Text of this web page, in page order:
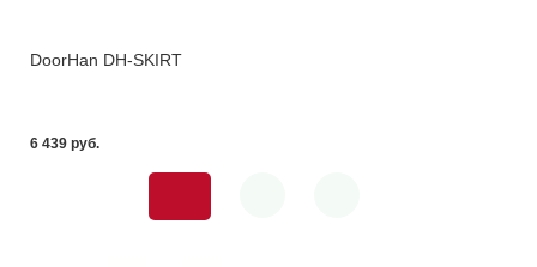
DoorHan DH-SKIRT
6 439 pуб.